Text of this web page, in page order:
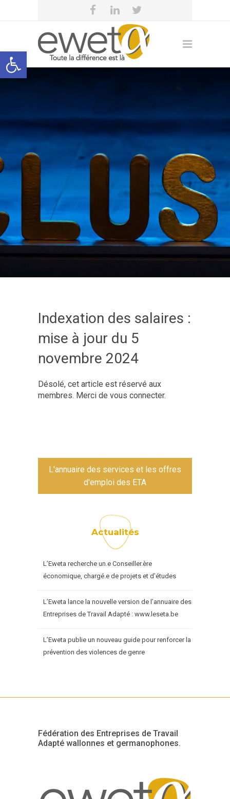
Open toolbar
eweta
Indexation des salaires :
mise à jour du 5
novembre 2024
Désolé, cet article est réservé aux
membres. Merci de vous connecter.
L'annuaire des services et les offres
d'emploi des ETA
Actualités
L’Eweta recherche un.e Conseiller.ère
économique, chargé.e de projets et d’études
L’Eweta lance la nouvelle version de l’annuaire des
Entreprises de Travail Adapté : www.leseta.be
L’Eweta publie un nouveau guide pour renforcer la
prévention des violences de genre
Fédération des Entreprises de Travail
Adapté wallonnes et germanophones.